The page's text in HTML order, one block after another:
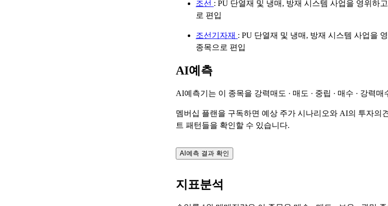
조선 : PU 단열재 및 냉매, 방재 시스템 사업을 영위하
로 편입
조선기자재 : PU 단열재 및 냉매, 방재 시스템 사업을
종목으로 편입
AI예측
AI예측기는 이 종목을 강력매도 · 매도 · 중립 · 매수 · 강력매
멤버십 플랜을 구독하면 예상 주가 시나리오와 AI의 투자의
트 패턴들을 확인할 수 있습니다.
AI예측 결과 확인
지표분석